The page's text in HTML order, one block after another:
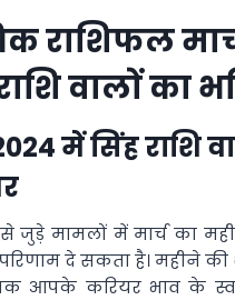
राशिफल
वालों का
में सिंह राशि
से जुड़े मामलों में मार्च का
दे सकता है। महीने
आपके करियर भाव के